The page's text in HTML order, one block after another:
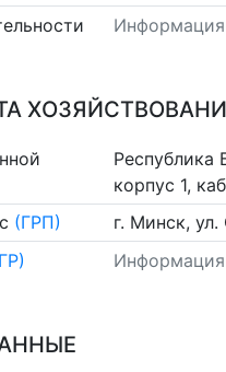
Информация
Республика
корпус 1,
(ГРП)
г. Минск, ул.
Информация